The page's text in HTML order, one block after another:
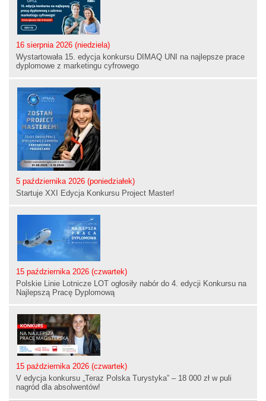
16 sierpnia 2026 (niedziela)
Wystartowała 15. edycja konkursu DIMAQ UNI na najlepsze prace
dyplomowe z marketingu cyfrowego
5 października 2026 (poniedziałek)
Startuje XXI Edycja Konkursu Project Master!
15 października 2026 (czwartek)
Polskie Linie Lotnicze LOT ogłosiły nabór do 4. edycji Konkursu na
Najlepszą Pracę Dyplomową
15 października 2026 (czwartek)
V edycja konkursu „Teraz Polska Turystyka” – 18 000 zł w puli
nagród dla absolwentów!